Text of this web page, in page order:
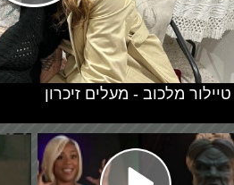
טיילור מלכוב - מעלים זיכרון